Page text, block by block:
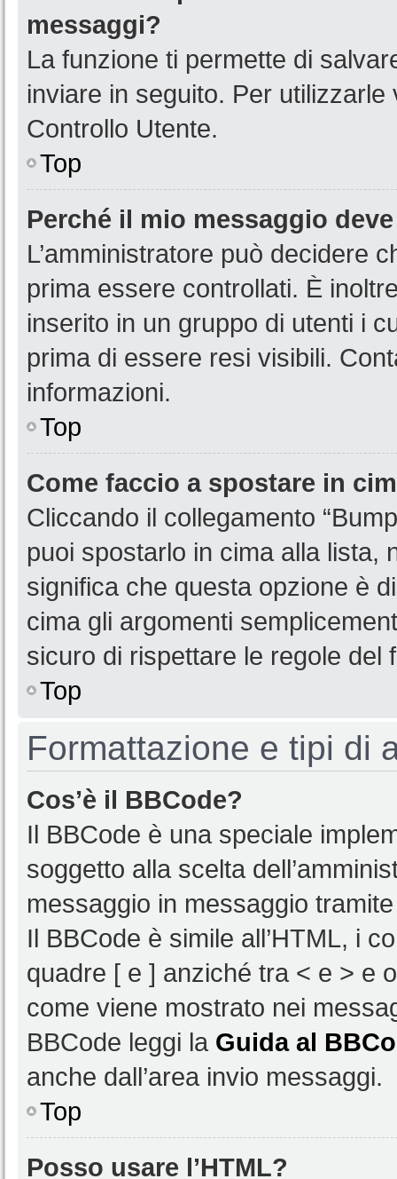
messaggi?
La funzione ti permette di
inviare in seguito. Per utilizzarle
Controllo Utente.
Top
Perché il mio messaggio
L’amministratore può decidere
prima essere controllati. È
inserito in un gruppo di utenti i
prima di essere resi visibili.
informazioni.
Top
Come faccio a spostare in
Cliccando il collegamento
puoi spostarlo in cima alla lista,
significa che questa opzione è
cima gli argomenti
sicuro di rispettare le regole del
Top
Formattazione e tipi di
Cos’è il BBCode?
Il BBCode è una speciale
soggetto alla scelta
messaggio in messaggio
Il BBCode è simile all’HTML, i
quadre [ e ] anziché tra < e > e
come viene mostrato nei
BBCode leggi la Guida al
anche dall’area invio messaggi.
Top
Posso usare l’HTML?